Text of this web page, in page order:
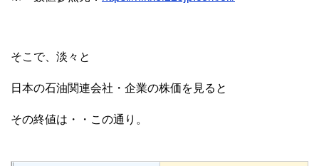
そこで、淡々と
日本の石油関連会社・企業の株価を見ると
その終値は・・この通り。